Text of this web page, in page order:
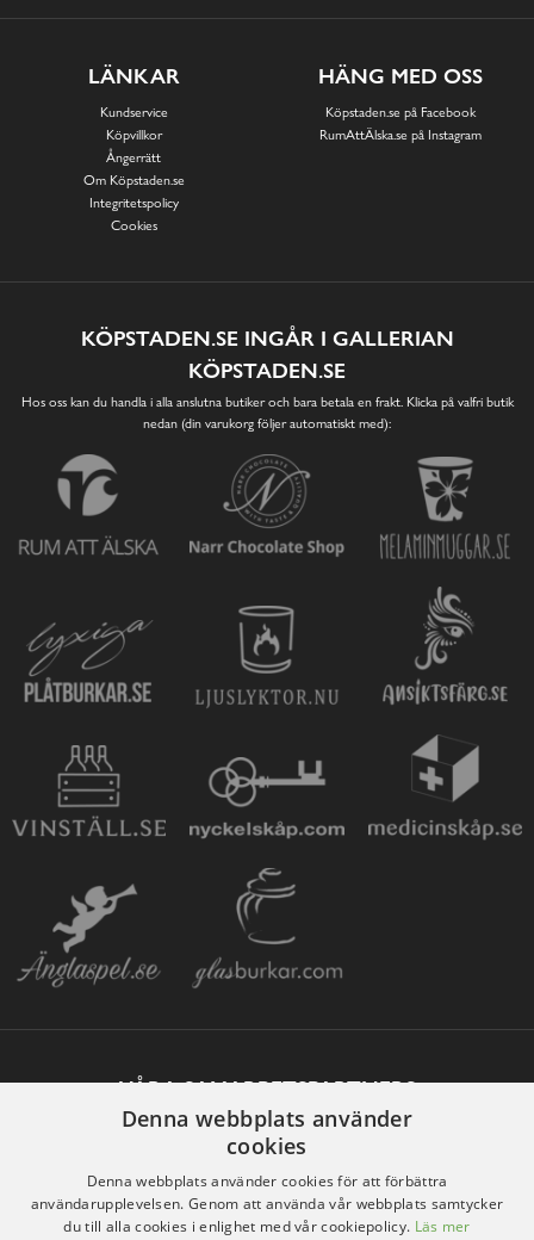
LÄNKAR
Kundservice
Köpvillkor
Ångerrätt
Om Köpstaden.se
Integritetspolicy
Cookies
HÄNG MED OSS
Köpstaden.se på Facebook
RumAttÄlska.se på Instagram
KÖPSTADEN.SE INGÅR I GALLERIAN
KÖPSTADEN.SE
Hos oss kan du handla i alla anslutna butiker och bara betala en frakt. Klicka på valfri butik
nedan (din varukorg följer automatiskt med):
VÅRA SAMARBETSPARTNERS
Denna webbplats använder
cookies
Denna webbplats använder cookies för att förbättra
användarupplevelsen. Genom att använda vår webbplats samtycker
du till alla cookies i enlighet med vår cookiepolicy. Läs mer